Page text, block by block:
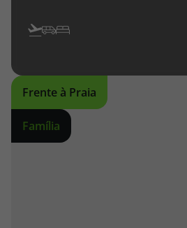
Frente à Praia
Família